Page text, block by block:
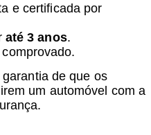
e certificada por
até 3 anos.
de que os
um automóvel com a